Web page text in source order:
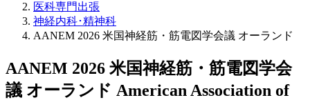
医科専門出張
神経内科･精神科
AANEM 2026 米国神経筋・筋電図学会議 オーランド
AANEM 2026 米国神経筋・筋電図学会
議 オーランド American Association of